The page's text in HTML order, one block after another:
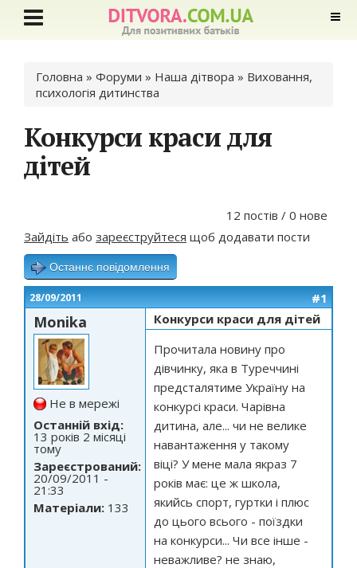
Ви є тут
Головна » Форуми » Наша дітвора » Виховання,
психологія дитинства
Конкурси краси для
дітей
12 постів / 0 нове
Зайдіть або зареєструйтеся щоб додавати пости
Останнє повідомлення
28/09/2011 #1
Monika
Не в мережі
Останній вхід:
13 років 2 місяці
тому
Зареєстрований:
20/09/2011 -
21:33
Матеріали: 133
Конкурси краси для дітей
Прочитала новину про
дівчинку, яка в Туреччині
предсталятиме Україну на
конкурсі краси. Чарівна
дитина, але... чи не велике
навантаження у такому
віці? У мене мала якраз 7
років має: це ж школа,
якийсь спорт, гуртки і плюс
до цього всього - поїздки
на конкурси... Чи все інше -
неважливе? не знаю,